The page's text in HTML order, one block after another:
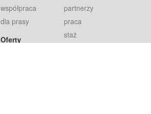
współpraca
dla prasy
Oferty
partnerzy
praca
staż